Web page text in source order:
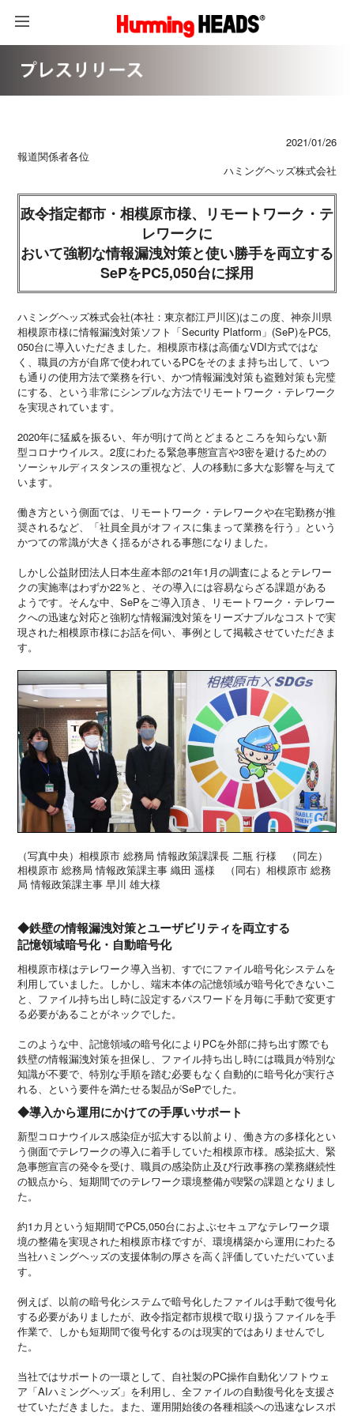
2021/01/26
報道関係者各位
ハミングヘッズ株式会社
政令指定都市・相模原市様、リモートワーク・テ
レワークに
おいて強靭な情報漏洩対策と使い勝手を両立する
SePをPC5,050台に採用
ハミングヘッズ株式会社(本社：東京都江戸川区)はこの度、神奈川県
相模原市様に情報漏洩対策ソフト「Security Platform」(SeP)をPC5,
050台に導入いただきました。相模原市様は高価なVDI方式ではな
く、職員の方が自席で使われているPCをそのまま持ち出して、いつ
も通りの使用方法で業務を行い、かつ情報漏洩対策も盗難対策も完璧
にする、という非常にシンプルな方法でリモートワーク・テレワーク
を実現されています。
2020年に猛威を振るい、年が明けて尚とどまるところを知らない新
型コロナウイルス。2度にわたる緊急事態宣言や3密を避けるための
ソーシャルディスタンスの重視など、人の移動に多大な影響を与えて
います。
働き方という側面では、リモートワーク・テレワークや在宅勤務が推
奨されるなど、「社員全員がオフィスに集まって業務を行う」という
かつての常識が大きく揺るがされる事態になりました。
しかし公益財団法人日本生産本部の21年1月の調査によるとテレワー
クの実施率はわずか22％と、その導入には容易ならざる課題がある
ようです。そんな中、SePをご導入頂き、リモートワーク・テレワー
クへの迅速な対応と強靭な情報漏洩対策をリーズナブルなコストで実
現された相模原市様にお話を伺い、事例として掲載させていただきま
す。
（写真中央）相模原市 総務局 情報政策課課長 二瓶 行様 （同左）
相模原市 総務局 情報政策課主事 織田 遥様 （同右）相模原市 総務
局 情報政策課主事 早川 雄大様
◆鉄壁の情報漏洩対策とユーザビリティを両立する
記憶領域暗号化・自動暗号化
相模原市様はテレワーク導入当初、すでにファイル暗号化システムを
利用していました。しかし、端末本体の記憶領域が暗号化できないこ
と、ファイル持ち出し時に設定するパスワードを月毎に手動で変更す
る必要があることがネックでした。
このような中、記憶領域の暗号化によりPCを外部に持ち出す際でも
鉄壁の情報漏洩対策を担保し、ファイル持ち出し時には職員が特別な
知識が不要で、特別な手順を踏む必要もなく自動的に暗号化が実行さ
れる、という要件を満たせる製品がSePでした。
◆導入から運用にかけての手厚いサポート
新型コロナウイルス感染症が拡大する以前より、働き方の多様化とい
う側面でテレワークの導入に着手していた相模原市様。感染拡大、緊
急事態宣言の発令を受け、職員の感染防止及び行政事務の業務継続性
の観点から、短期間でのテレワーク環境整備が喫緊の課題となりまし
た。
約1カ月という短期間でPC5,050台におよぶセキュアなテレワーク環
境の整備を実現された相模原市様ですが、環境構築から運用にわたる
当社ハミングヘッズの支援体制の厚さを高く評価していただいていま
す。
例えば、以前の暗号化システムで暗号化したファイルは手動で復号化
する必要がありましたが、政令指定都市規模で取り扱うファイルを手
作業で、しかも短期間で復号化するのは現実的ではありませんでし
た。
当社ではサポートの一環として、自社製のPC操作自動化ソフトウェ
ア「AIハミングヘッズ」を利用し、全ファイルの自動復号化を支援さ
せていただきました。また、運用開始後の各種相談への迅速なレスポ